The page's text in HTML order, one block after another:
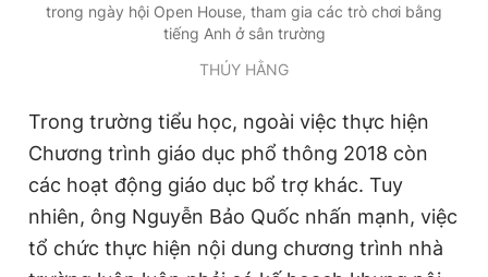
trong ngày hội Open House, tham gia các trò chơi bằng
tiếng Anh ở sân trường
THÚY HẰNG
Trong trường tiểu học, ngoài việc thực hiện
Chương trình giáo dục phổ thông 2018 còn
các hoạt động giáo dục bổ trợ khác. Tuy
nhiên, ông Nguyễn Bảo Quốc nhấn mạnh, việc
tổ chức thực hiện nội dung chương trình nhà